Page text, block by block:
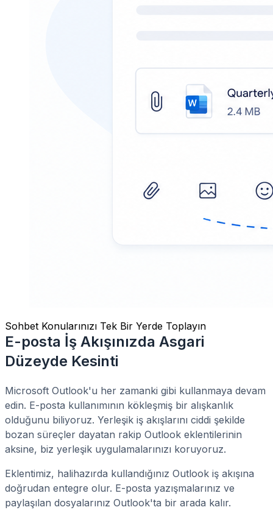
Sohbet Konularınızı Tek Bir Yerde Toplayın
E-posta İş Akışınızda Asgari
Düzeyde Kesinti
Microsoft Outlook'u her zamanki gibi kullanmaya devam
edin. E-posta kullanımının kökleşmiş bir alışkanlık
olduğunu biliyoruz. Yerleşik iş akışlarını ciddi şekilde
bozan süreçler dayatan rakip Outlook eklentilerinin
aksine, biz yerleşik uygulamalarınızı koruyoruz.
Eklentimiz, halihazırda kullandığınız Outlook iş akışına
doğrudan entegre olur. E-posta yazışmalarınız ve
paylaşılan dosyalarınız Outlook'ta bir arada kalır.